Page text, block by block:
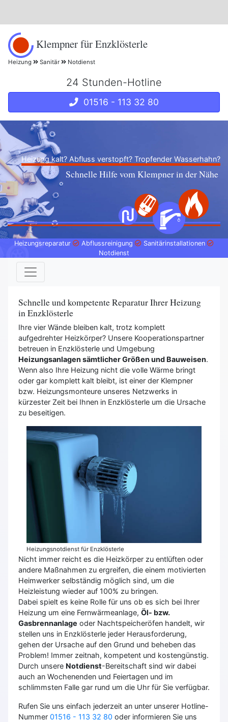
Klempner für Enzklösterle
Heizung Sanitär Notdienst
24 Stunden-Hotline
01516 - 113 32 80
Heizung kalt? Abfluss verstopft? Tropfender Wasserhahn?
Schnelle Hilfe vom Klempner in der Nähe
Heizungsreparatur Abflussreinigung
Sanitärinstallationen
Notdienst
Schnelle und kompetente Reparatur Ihrer Heizung
in Enzklösterle
Ihre vier Wände bleiben kalt, trotz komplett
aufgedrehter Heizkörper? Unsere Kooperationspartner
betreuen in Enzklösterle und Umgebung
Heizungsanlagen sämtlicher Größen und Bauweisen.
Wenn also Ihre Heizung nicht die volle Wärme bringt
oder gar komplett kalt bleibt, ist einer der Klempner
bzw. Heizungsmonteure unseres Netzwerks in
kürzester Zeit bei Ihnen in Enzklösterle um die Ursache
zu beseitigen.
Heizungsnotdienst für Enzklösterle
Nicht immer reicht es die Heizkörper zu entlüften oder
andere Maßnahmen zu ergreifen, die einem motivierten
Heimwerker selbständig möglich sind, um die
Heizleistung wieder auf 100% zu bringen.
Dabei spielt es keine Rolle für uns ob es sich bei Ihrer
Heizung um eine Fernwärmeanlage, Öl- bzw.
Gasbrennanlage oder Nachtspeicheröfen handelt, wir
stellen uns in Enzklösterle jeder Herausforderung,
gehen der Ursache auf den Grund und beheben das
Problem! Immer zeitnah, kompetent und kostengünstig.
Durch unsere Notdienst-Bereitschaft sind wir dabei
auch an Wochenenden und Feiertagen und im
schlimmsten Falle gar rund um die Uhr für Sie verfügbar.
Rufen Sie uns einfach jederzeit an unter unserer Hotline-
Nummer 01516 - 113 32 80 oder informieren Sie uns